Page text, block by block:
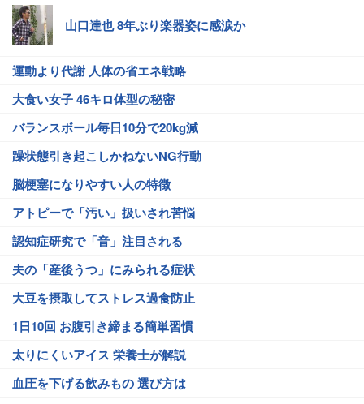
山口達也 8年ぶり楽器姿に感涙か
運動より代謝 人体の省エネ戦略
大食い女子 46キロ体型の秘密
バランスボール毎日10分で20kg減
躁状態引き起こしかねないNG行動
脳梗塞になりやすい人の特徴
アトピーで「汚い」扱いされ苦悩
認知症研究で「音」注目される
夫の「産後うつ」にみられる症状
大豆を摂取してストレス過食防止
1日10回 お腹引き締まる簡単習慣
太りにくいアイス 栄養士が解説
血圧を下げる飲みもの 選び方は